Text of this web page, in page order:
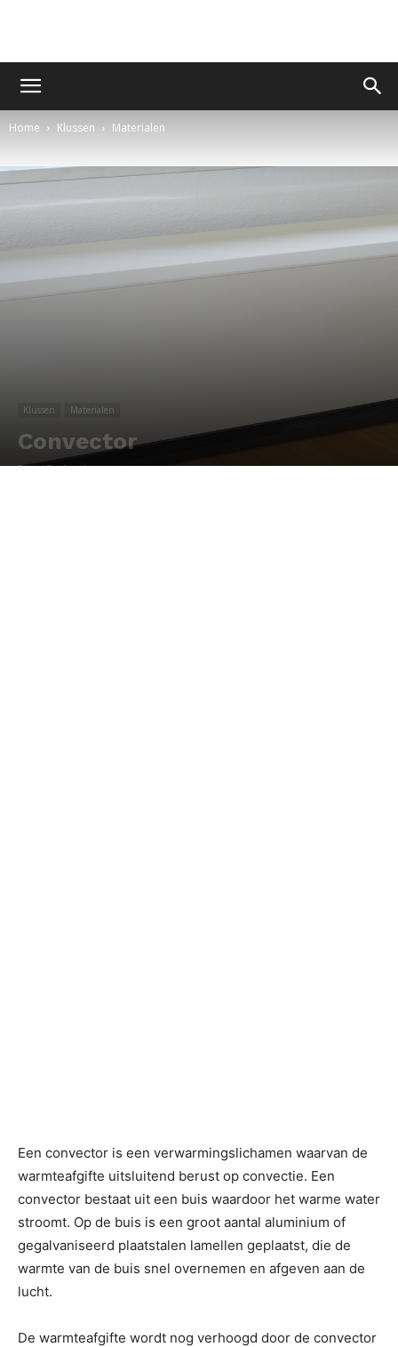
Home Klussen Materialen
Klussen Materialen
Convector
Door Redactie -
Een convector is een verwarmingslichamen waarvan de
warmteafgifte uitsluitend berust op convectie. Een
convector bestaat uit een buis waardoor het warme water
stroomt. Op de buis is een groot aantal aluminium of
gegalvaniseerd plaatstalen lamellen geplaatst, die de
warmte van de buis snel overnemen en afgeven aan de
lucht.
De warmteafgifte wordt nog verhoogd door de convector